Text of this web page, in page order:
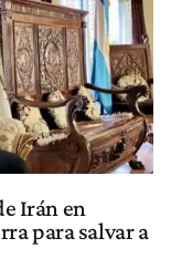
Irán en
para salvar a